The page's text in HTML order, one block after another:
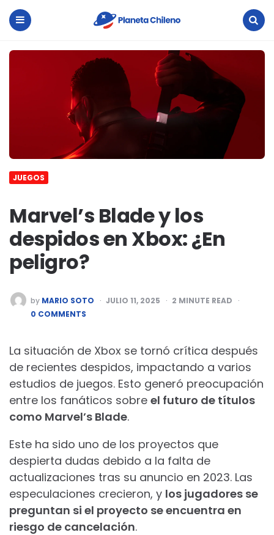
Planeta
Chileno
JUEGOS
Marvel’s Blade y los
despidos en Xbox: ¿En
peligro?
POSTED
BY
by MARIO SOTO JULIO 11, 2025 2 MINUTE READ
0 COMMENTS
La situación de Xbox se tornó crítica después
de recientes despidos, impactando a varios
estudios de juegos. Esto generó preocupación
entre los fanáticos sobre el futuro de títulos
como Marvel’s Blade.
Este ha sido uno de los proyectos que
despierta dudas debido a la falta de
actualizaciones tras su anuncio en 2023. Las
especulaciones crecieron, y los jugadores se
preguntan si el proyecto se encuentra en
riesgo de cancelación.